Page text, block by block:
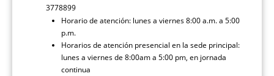
3778899
Horario de atención: lunes a viernes 8:00 a.m. a 5:00
p.m.
Horarios de atención presencial en la sede principal:
lunes a viernes de 8:00am a 5:00 pm, en jornada
continua